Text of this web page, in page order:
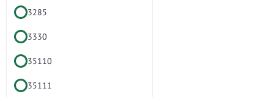
3285
3330
35110
35111